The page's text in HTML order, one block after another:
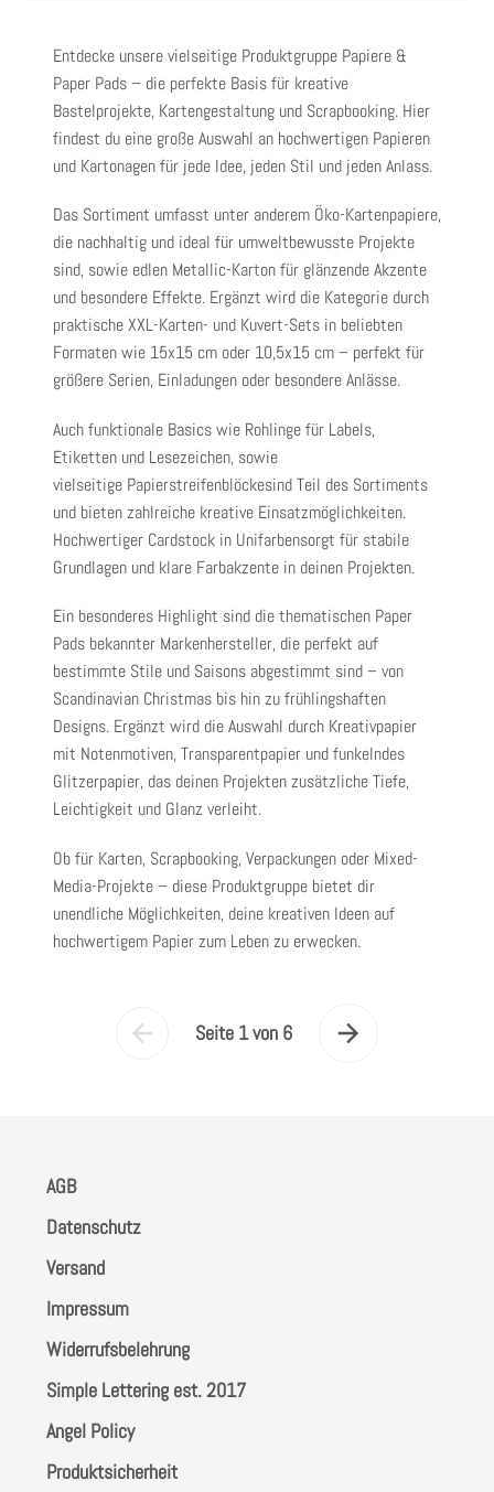
Entdecke unsere vielseitige Produktgruppe Papiere &
Paper Pads– die perfekte Basis für kreative
Bastelprojekte, Kartengestaltung und Scrapbooking. Hier
findest du eine große Auswahl an hochwertigen Papieren
und Kartonagen für jede Idee, jeden Stil und jeden Anlass.
Das Sortiment umfasst unter anderem Öko-Kartenpapiere,
die nachhaltig und ideal für umweltbewusste Projekte
sind, sowie edlen Metallic-Kartonfür glänzende Akzente
und besondere Effekte. Ergänzt wird die Kategorie durch
praktischeXXL-Karten- und Kuvert-Sets in beliebten
Formaten wie 15x15 cm oder 10,5x15 cm – perfekt für
größere Serien, Einladungen oder besondere Anlässe.
Auch funktionale Basics wie Rohlinge für Labels,
Etiketten und Lesezeichen, sowie
vielseitige Papierstreifenblöckesind Teil des Sortiments
und bieten zahlreiche kreative Einsatzmöglichkeiten.
Hochwertiger Cardstock in Unifarbensorgt für stabile
Grundlagen und klare Farbakzente in deinen Projekten.
Ein besonderes Highlight sind diethematischen Paper
Pads bekannter Markenhersteller, die perfekt auf
bestimmte Stile und Saisons abgestimmt sind – von
Scandinavian Christmas bis hin zu frühlingshaften
Designs. Ergänzt wird die Auswahl durch Kreativpapier
mit Notenmotiven, Transparentpapier und funkelndes
Glitzerpapier, das deinen Projekten zusätzliche Tiefe,
Leichtigkeit und Glanz verleiht.
Ob für Karten, Scrapbooking, Verpackungen oder Mixed-
Media-Projekte – diese Produktgruppe bietet dir
unendliche Möglichkeiten, deine kreativen Ideen auf
hochwertigem Papier zum Leben zu erwecken.
VorherigeSeite 1 von 6
Nächste
AGB
Datenschutz
Versand
Impressum
Widerrufsbelehrung
Simple Lettering est. 2017
Angel Policy
Produktsicherheit